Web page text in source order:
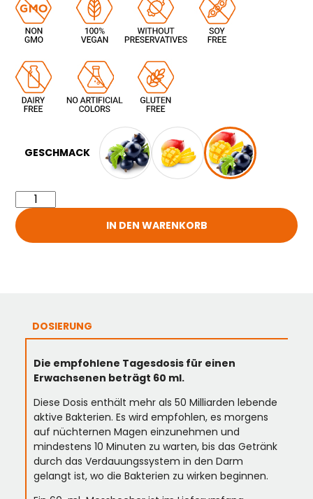
GESCHMACK
IN DEN WARENKORB
DOSIERUNG
Die empfohlene Tagesdosis für einen
Erwachsenen beträgt 60 ml.
Diese Dosis enthält mehr als 50 Milliarden lebende
aktive Bakterien. Es wird empfohlen, es morgens
auf nüchternen Magen einzunehmen und
mindestens 10 Minuten zu warten, bis das Getränk
durch das Verdauungssystem in den Darm
gelangt ist, wo die Bakterien zu wirken beginnen.